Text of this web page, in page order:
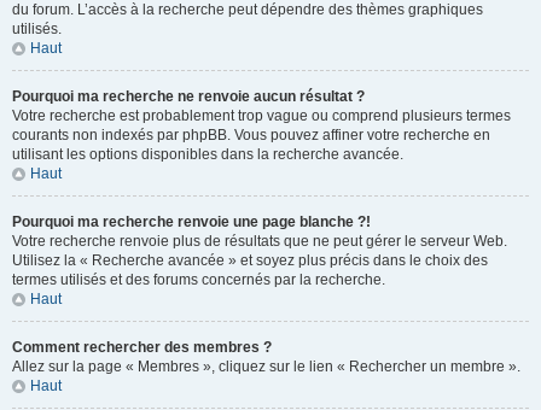
du forum. L’accès à la recherche peut dépendre des thèmes graphiques
utilisés.
Haut
Pourquoi ma recherche ne renvoie aucun résultat ?
Votre recherche est probablement trop vague ou comprend plusieurs termes
courants non indexés par phpBB. Vous pouvez affiner votre recherche en
utilisant les options disponibles dans la recherche avancée.
Haut
Pourquoi ma recherche renvoie une page blanche ?!
Votre recherche renvoie plus de résultats que ne peut gérer le serveur Web.
Utilisez la « Recherche avancée » et soyez plus précis dans le choix des
termes utilisés et des forums concernés par la recherche.
Haut
Comment rechercher des membres ?
Allez sur la page « Membres », cliquez sur le lien « Rechercher un membre ».
Haut